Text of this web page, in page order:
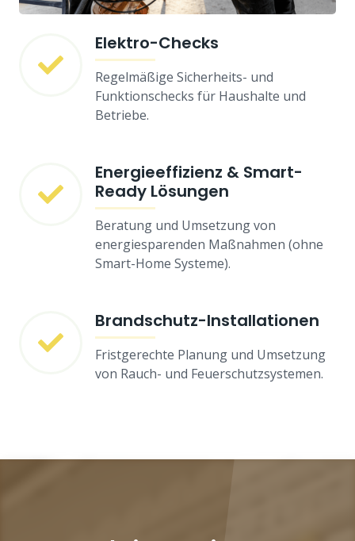
Elektro-Checks
Regelmäßige Sicherheits- und
Funktionschecks für Haushalte und
Betriebe.
Energieeffizienz & Smart-
Ready Lösungen
Beratung und Umsetzung von
energiesparenden Maßnahmen (ohne
Smart-Home Systeme).
Brandschutz-Installationen
Fristgerechte Planung und Umsetzung
von Rauch- und Feuerschutzsystemen.